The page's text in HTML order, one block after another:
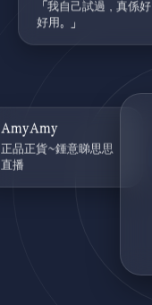
好用。」
AmyAmy
正品正貨~鍾意睇思思
直播